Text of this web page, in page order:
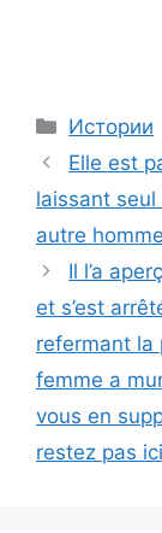
Categories
Истории
Elle est
laissant seul
autre
Il l’a
et s’est
refermant la
femme a
vous en
restez pas